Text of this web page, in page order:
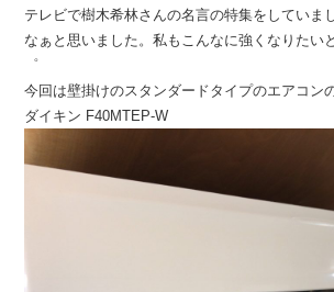
テレビで樹木希林さんの名言の特集をしていま
なぁと思いました。私もこんなに強くなりたい
゜
今回は壁掛けのスタンダードタイプのエアコン
ダイキン F40MTEP-W